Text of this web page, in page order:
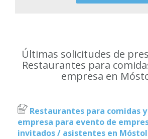
Últimas solicitudes de
Restaurantes para
empresa en
Restaurantes para comidas y
empresa para evento de
invitados / asistentes en